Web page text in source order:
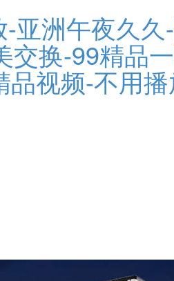
亚洲午夜久
换-99精品
视频-不用